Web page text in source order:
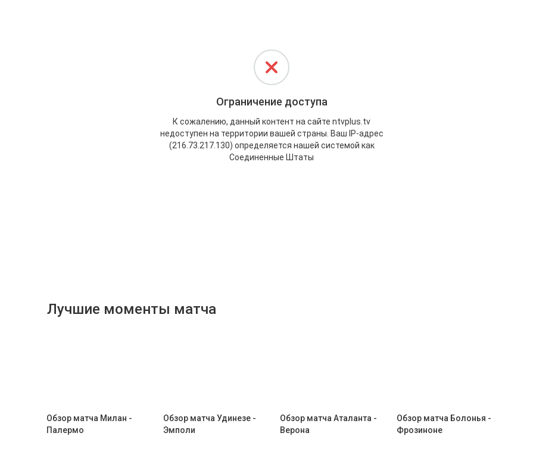
Лучшие моменты матча
Обзор матча Милан -
Палермо
Обзор матча Удинезе -
Эмполи
Обзор матча Аталанта -
Верона
Обзор матча Болонья -
Фрозиноне